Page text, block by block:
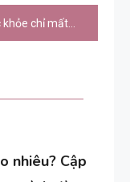
5 phút chuẩn bị
nhiêu? Cập